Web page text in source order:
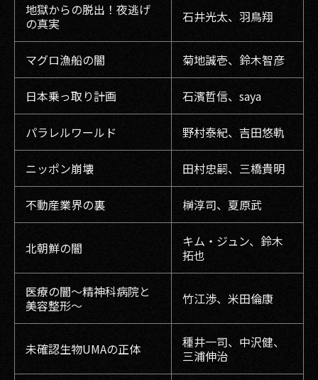
地獄からの脱出！夜逃げ
の真実
石井光太、羽鳥翔
マグロ漁船の闇 菊地誠壱、鈴木智彦
日本乗っ取り計画 石濱哲信、saya
パラレルワールド 野村泰紀、吉田悠軌
ニッポン崩壊 田村忠嗣、三橋貴明
不動産業界の裏 榊淳司、夏原武
北朝鮮の闇
キム・ジュン、鈴木
拓也
医療の闇～精神科病院と
美容整形～
竹江渉、米田倫康
未確認生物UMAの正体
種井一司、中沢健、
三浦伸治